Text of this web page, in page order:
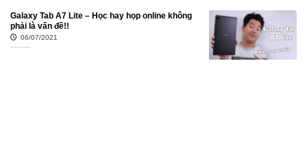
Galaxy Tab A7 Lite – Học hay họp online không
phải là vấn đề!!
06/07/2021